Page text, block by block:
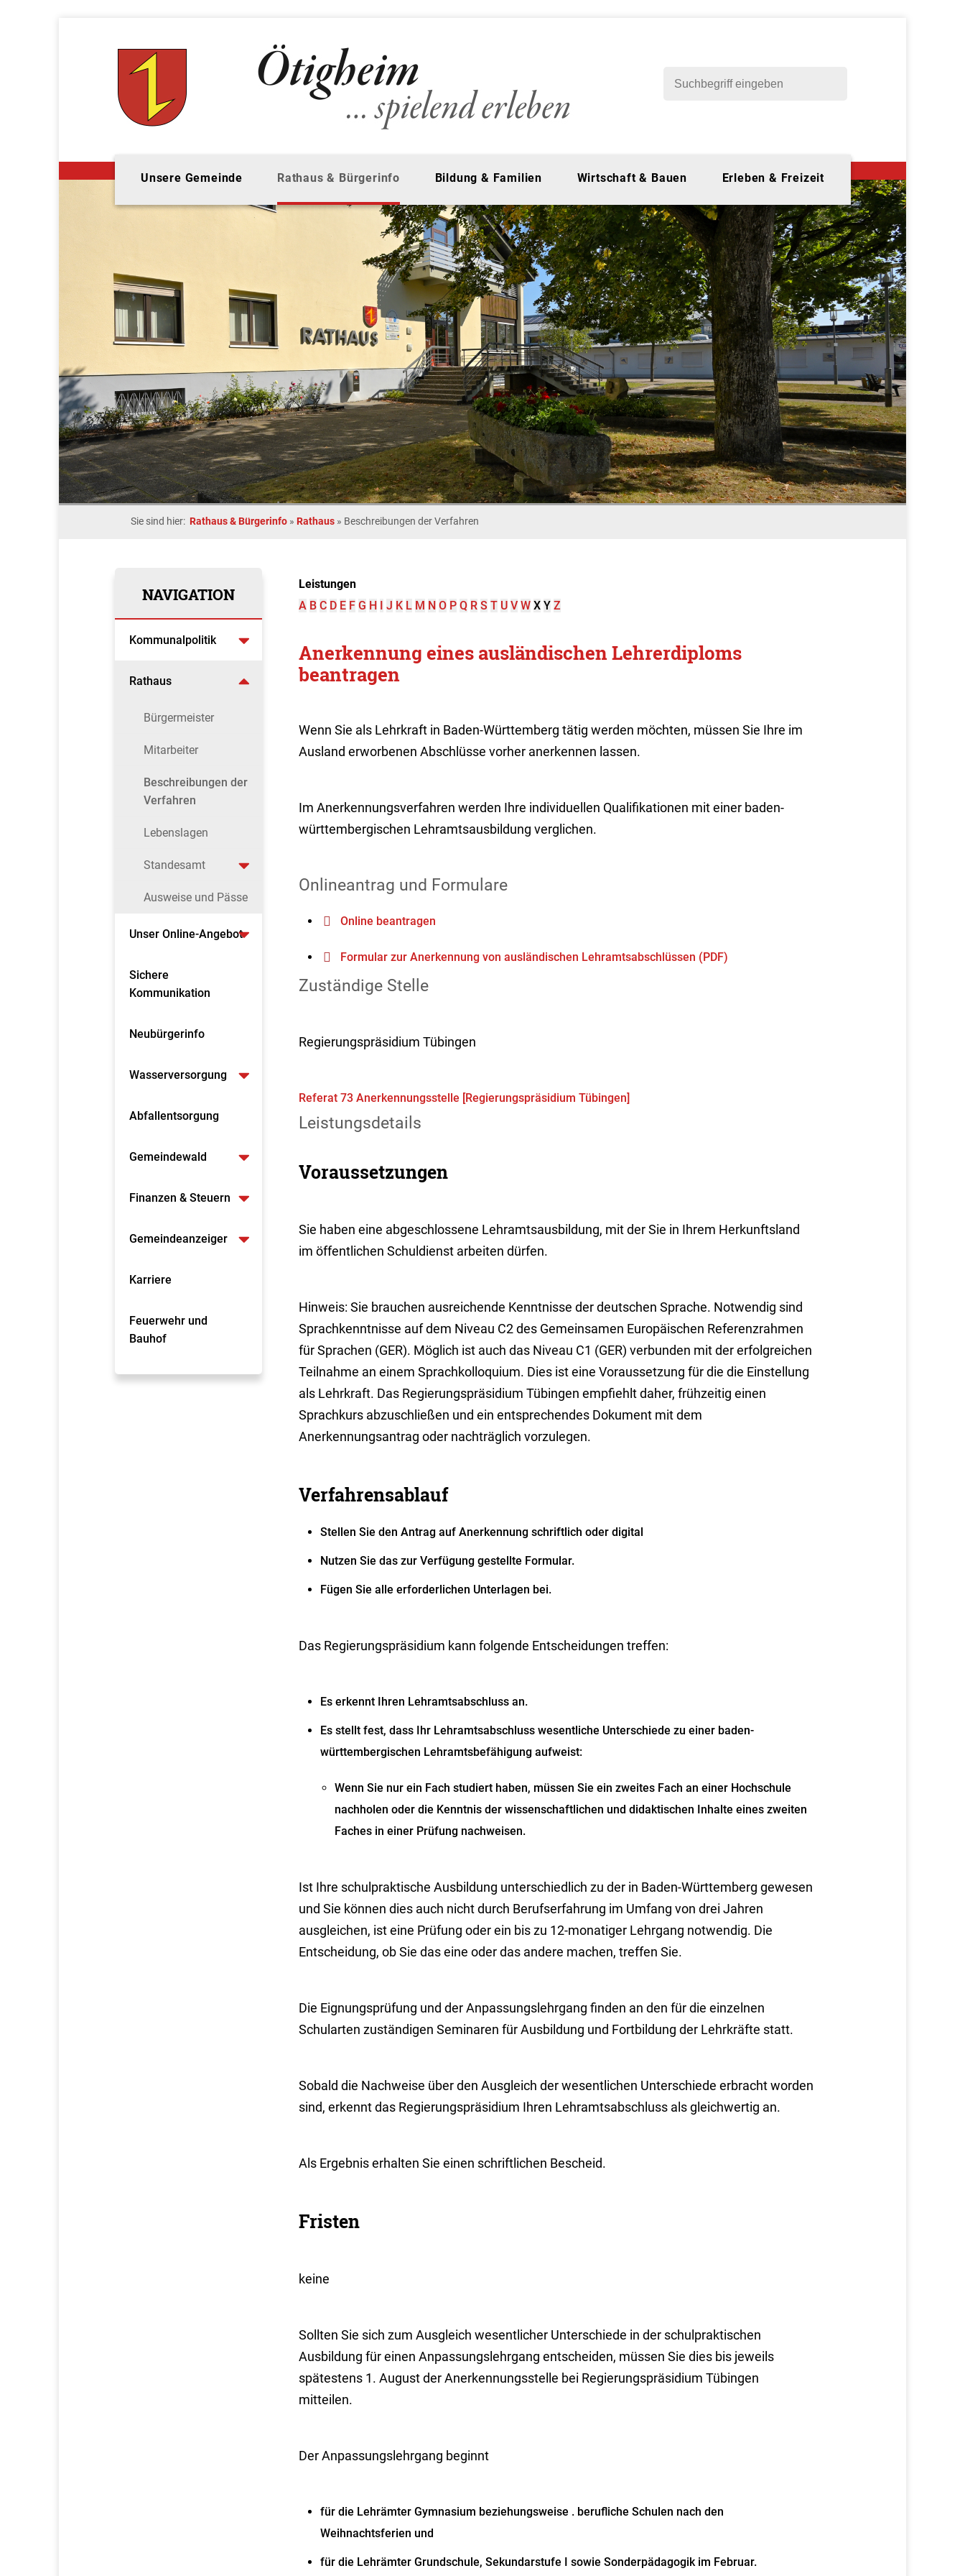
Unsere Gemeinde Rathaus & Bürgerinfo Bildung & Familien Wirtschaft & Bauen Erleben & Freizeit
Sie sind hier: Rathaus & Bürgerinfo » Rathaus » Beschreibungen der Verfahren
NAVIGATION
Kommunalpolitik
Rathaus
Bürgermeister
Mitarbeiter
Beschreibungen der
Verfahren
Lebenslagen
Standesamt
Ausweise und Pässe
Unser Online-Angebot
Sichere
Kommunikation
Neubürgerinfo
Wasserversorgung
Abfallentsorgung
Gemeindewald
Finanzen & Steuern
Gemeindeanzeiger
Karriere
Feuerwehr und
Bauhof
Leistungen
A B C D E F G H I J K L M N O P Q R S T U V W X Y Z
Anerkennung eines ausländischen Lehrerdiploms
beantragen
Wenn Sie als Lehrkraft in Baden-Württemberg tätig werden möchten, müssen Sie Ihre im
Ausland erworbenen Abschlüsse vorher anerkennen lassen.
Im Anerkennungsverfahren werden Ihre individuellen Qualifi­kationen mit einer baden-
württembergischen Lehramtsausbildung verglichen.
Onlineantrag und Formulare
Online beantragen
Formular zur Anerkennung von ausländischen Lehramtsabschlüssen (PDF)
Zuständige Stelle
Regierungspräsidium Tübingen
Referat 73 Anerkennungsstelle [Regierungspräsidium Tübingen]
Leistungsdetails
Voraussetzungen
Sie haben eine abgeschlossene Lehramtsausbildung, mit der Sie in Ihrem Herkunftsland
im öffentlichen Schuldienst arbeiten dürfen.
Hinweis: Sie brauchen ausreichende Kenntnisse der deutschen Sprache. Notwendig sind
Sprachkenntnisse auf dem Niveau C2 des Gemeinsamen Europäischen Referenzrahmen
für Sprachen (GER). Möglich ist auch das Niveau C1 (GER) verbunden mit der erfolgreichen
Teilnahme an einem Sprachkolloquium. Dies ist eine Voraussetzung für die die Einstellung
als Lehrkraft. Das Regierungspräsidium Tübingen empfiehlt daher, frühzeitig einen
Sprachkurs abzuschließen und ein entsprechendes Dokument mit dem
Anerkennungsantrag oder nachträglich vorzulegen.
Verfahrensablauf
Stellen Sie den Antrag auf Anerkennung schriftlich oder digital
Nutzen Sie das zur Verfügung gestellte Formular.
Fügen Sie alle erforderlichen Unterlagen bei.
Das Regierungspräsidium kann folgende Entscheidungen treffen:
Es erkennt Ihren Lehramtsabschluss an.
Es stellt fest, dass Ihr Lehramtsabschluss wesentliche Unterschiede zu einer baden-
württembergischen Lehramtsbefähigung aufweist:
Wenn Sie nur ein Fach studiert haben, müssen Sie ein zweites Fach an einer Hochschule
nachholen oder die Kenntnis der wissenschaftlichen und didaktischen Inhalte eines zweiten
Faches in einer Prüfung nachweisen.
Ist Ihre schulpraktische Ausbildung unterschiedlich zu der in Baden-Württemberg gewesen
und Sie können dies auch nicht durch Berufserfahrung im Umfang von drei Jahren
ausgleichen, ist eine Prüfung oder ein bis zu 12-monatiger Lehrgang notwendig. Die
Entscheidung, ob Sie das eine oder das andere machen, treffen Sie.
Die Eignungsprüfung und der Anpassungslehrgang finden an den für die einzelnen
Schularten zuständigen Seminaren für Ausbildung und Fortbildung der Lehrkräfte statt.
Sobald die Nachweise über den Ausgleich der wesentlichen Unterschiede erbracht worden
sind, erkennt das Regierungspräsidium Ihren Lehramtsabschluss als gleichwertig an.
Als Ergebnis erhalten Sie einen schriftlichen Bescheid.
Fristen
keine
Sollten Sie sich zum Ausgleich wesentlicher Unterschiede in der schulpraktischen
Ausbildung für einen Anpassungslehrgang entscheiden, müssen Sie dies bis jeweils
spätestens 1. August der Anerkennungsstelle bei Regierungspräsidium Tübingen
mitteilen.
Der Anpassungslehrgang beginnt
für die Lehrämter Gymnasium beziehungsweise . berufliche Schulen nach den
Weihnachtsferien und
für die Lehrämter Grundschule, Sekundarstufe I sowie Sonderpädagogik im Februar.